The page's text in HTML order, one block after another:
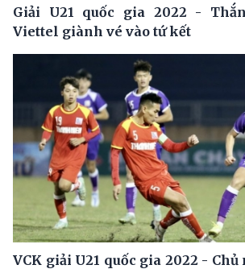
Giải U21 quốc gia 2022 -
Viettel giành vé vào tứ kết
VCK giải U21 quốc gia 2022 -